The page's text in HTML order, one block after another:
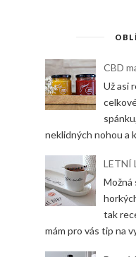
CBD
Už asi
neklidných nohou a
LETNÍ
Možná
tak
mám pro vás tip na